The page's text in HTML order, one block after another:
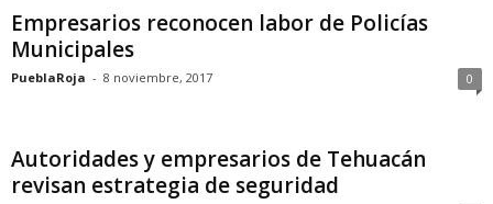
Empresarios reconocen labor de Policías
Municipales
PueblaRoja - 8 noviembre, 2017 0
Autoridades y empresarios de Tehuacán
revisan estrategia de seguridad